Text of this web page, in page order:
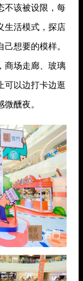
不该被设限，每
生活模式，探店
想要的模样。
商场走廊、玻璃
可以边打卡边逛
醺夜。